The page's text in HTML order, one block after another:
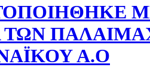
ΤΩΝ
Α.Ο